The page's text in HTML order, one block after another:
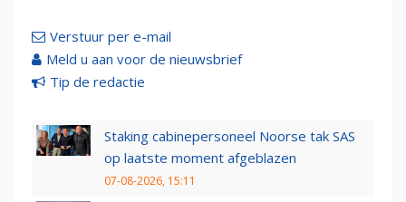
Verstuur per e-mail
Meld u aan voor de nieuwsbrief
Tip de redactie
Staking cabinepersoneel Noorse tak SAS
op laatste moment afgeblazen
07-08-2026, 15:11